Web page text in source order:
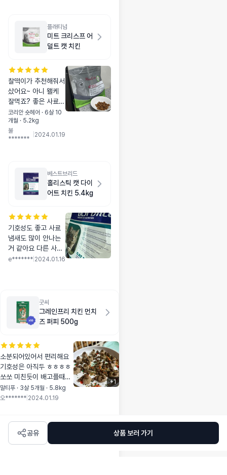
플래티넘
미트 크리스프 어
덜트 캣 치킨
찰떡이가 추천해줘서
샀어요~ 아니 왤케
잘먹죠? 좋은 사료를
먹이는 이유가 있네
요 💛💛💛💛
코리안 숏헤어 · 6살 10
개월 · 5.2kg
불
*******
2024.01.19
베스트브리드
홀리스틱 캣 다이
어트 치킨 5.4kg
기호성도 좋고 사료
냄새도 많이 안나는
거 같아요 다른 사료
로 바꿨다가 다시 베
e******* 2024.01.16
굿씨
그레인프리 치킨 먼치
즈 퍼피 500g
소분되어있어서 편리해요
기호성은 아직두 ㅎㅎㅎㅎ
쏘쏘 미친듯이 배고플때만
먹어요 건강한사료라 믿고
브랜드체인지 하지않아요
말티푸 · 3살 5개월 · 5.8kg
오******* 2024.01.19
+1
공유 상품 보러 가기